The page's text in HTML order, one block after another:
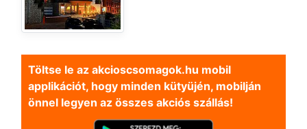
Töltse le az akcioscsomagok.hu mobil
applikációt, hogy minden kütyüjén, mobilján
önnel legyen az összes akciós szállás!